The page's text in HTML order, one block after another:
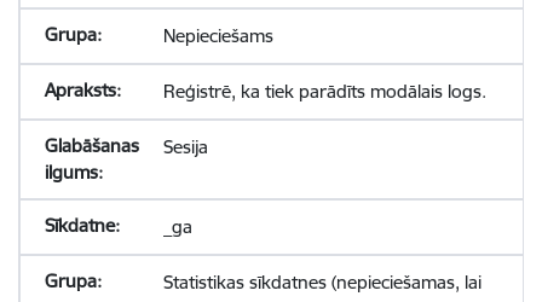
Nepieciešams
Reģistrē, ka tiek parādīts modālais logs.
Sesija
_ga
Statistikas sīkdatnes (nepieciešamas, lai